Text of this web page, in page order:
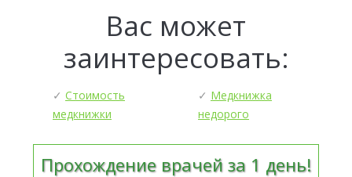
Вас может
заинтересовать:
✓ Стоимость
медкнижки
✓ Медкнижка
недорого
Прохождение врачей за 1 день!